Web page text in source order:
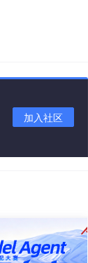
效。具体表现
积超过50%，
装材料老化。
加入社区